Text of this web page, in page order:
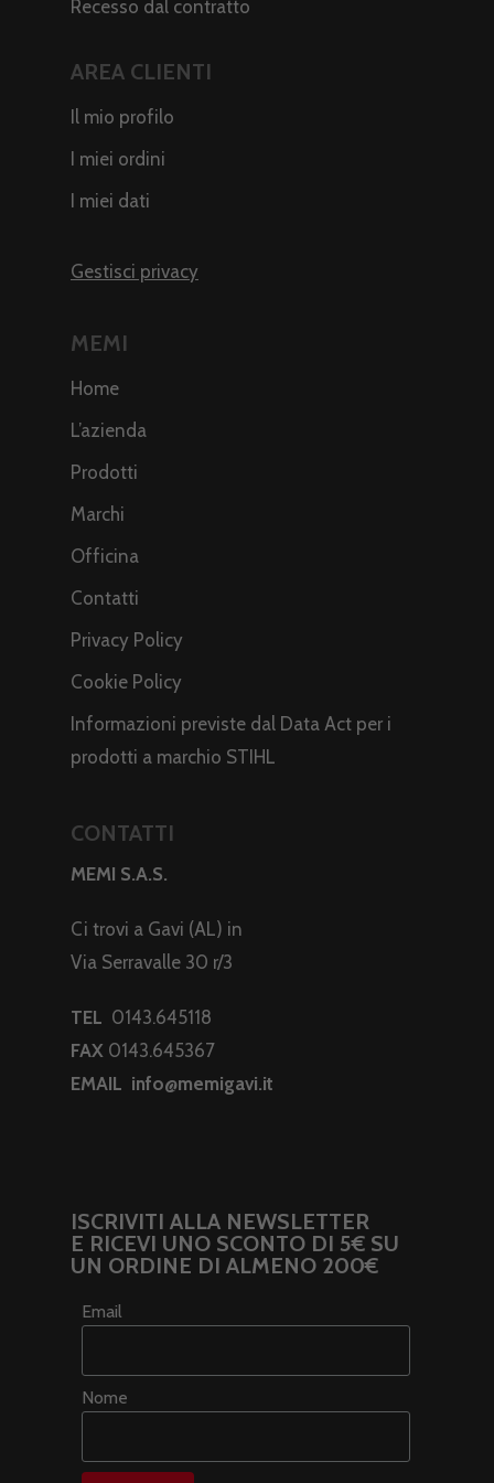
Recesso dal contratto
AREA CLIENTI
Il mio profilo
I miei ordini
I miei dati
Gestisci privacy
MEMI
Home
L’azienda
Prodotti
Marchi
Officina
Contatti
Privacy Policy
Cookie Policy
Informazioni previste dal Data Act per i
prodotti a marchio STIHL
CONTATTI
MEMI S.A.S.
Ci trovi a Gavi (AL) in
Via Serravalle 30 r/3
TEL 0143.645118
FAX 0143.645367
EMAIL info@memigavi.it
ISCRIVITI ALLA NEWSLETTER
E RICEVI UNO SCONTO DI 5€ SU
UN ORDINE DI ALMENO 200€
Email
Nome